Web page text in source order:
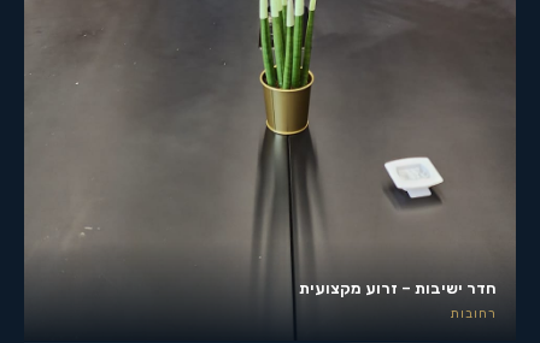
חדר ישיבות – זרוע מקצועית
רחובות